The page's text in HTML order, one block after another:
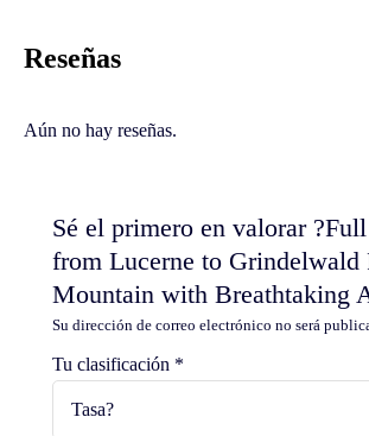
Reseñas
Aún no hay reseñas.
Sé el primero en valorar
from Lucerne to Grindelwald
Mountain with Breathtaking
Su dirección de correo electrónico no será
Tu clasificación *